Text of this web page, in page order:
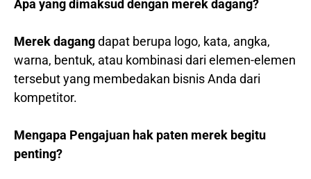
Apa yang dimaksud dengan merek dagang?
Merek dagangdapat berupa logo, kata, angka,
warna, bentuk, atau kombinasi dari elemen-elemen
tersebut yang membedakan bisnis Anda dari
kompetitor.
Mengapa Pengajuan hak paten merek begitu
penting?